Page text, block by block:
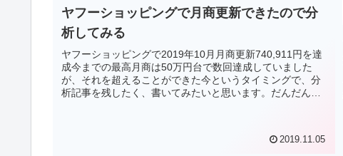
ヤフーショッピングで月商更新できたので分
析してみる
ヤフーショッピングで2019年10月月商更新740,911円を達
成今までの最高月商は50万円台で数回達成していました
が、それを超えることができた今というタイミングで、分
析記事を残したく、書いてみたいと思います。だんだん数
2019.11.05